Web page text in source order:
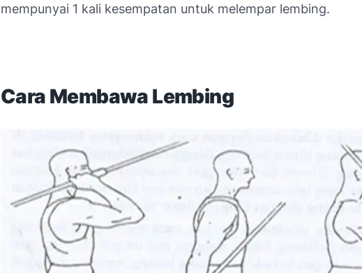
mempunyai 1 kali kesempatan untuk melempar lembing.
Cara Membawa Lembing